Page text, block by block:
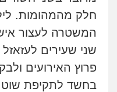
חלק מהמהומות.
המשטרה לעצור
שני שעירים
פרוץ האירועים
בחשד לתקיפת